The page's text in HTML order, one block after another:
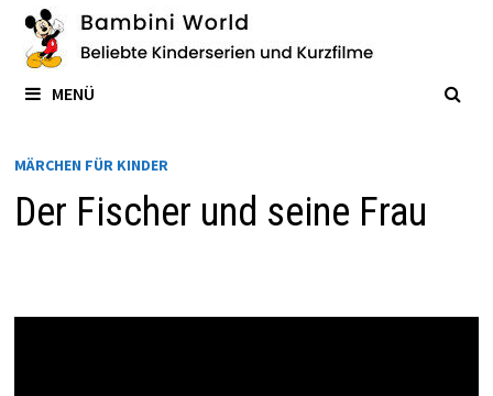
Zum
Inhalt
springen
MENÜ
MÄRCHEN FÜR KINDER
Der Fischer und seine Frau